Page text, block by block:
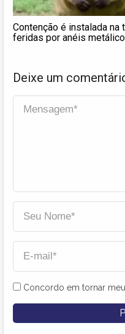
Contenção é instalada na
feridas por anéis
Deixe um
Concordo em tornar